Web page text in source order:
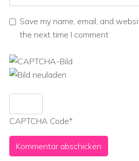
Save my name, email, and
the next time I comment
CAPTCHA Code*